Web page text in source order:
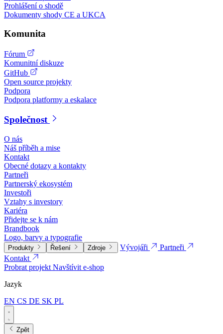
Prohlášení o shodě
Dokumenty shody CE a UKCA
Komunita
Fórum
Komunitní diskuze
GitHub
Open source projekty
Podpora
Podpora platformy a eskalace
Společnost
O nás
Náš příběh a mise
Kontakt
Obecné dotazy a kontakty
Partneři
Partnerský ekosystém
Investoři
Vztahy s investory
Kariéra
Přidejte se k nám
Brandbook
Logo, barvy a typografie
Produkty Řešení Zdroje Vývojáři
Partneři
Kontakt
Probrat projektNavštívit e-shop
Jazyk
EN CS DE SK PL
Zpět